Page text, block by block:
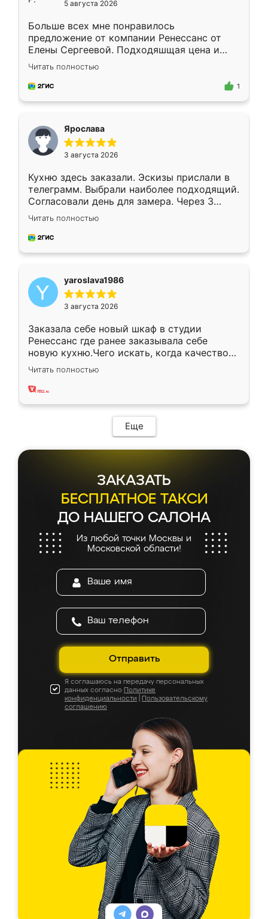
5 августа 2026
Больше всех мне понравилось
предложение от компании Ренессанс от
Елены Сергеевой. Подходяшщая цена и
короткие сроки изготовления. Приехавший
для замера сотрудник Владислав
предложил по моему эскизу самый
Читать полностью
1
Ярослава
3 августа 2026
Кухню здесь заказали. Эскизы прислали в
телеграмм. Выбрали наиболее подходящий.
Согласовали день для замера. Через 3
недели кухня была уже готова. Остались
довольны работой. Спасибо Ренессанс
мебель за качественную работу!
Читать полностью
yaroslava1986
3 августа 2026
Заказала себе новый шкаф в студии
Ренессанс где ранее заказывала себе
новую кухню.Чего искать, когда качеством
вполне довольна. Служит кухня уже почти
два года, нареканий нет.
Читать полностью
Еще
ЗАКАЗАТЬ
БЕСПЛАТНОЕ ТАКСИ
ДО НАШЕГО САЛОНА
Из любой точки Москвы и
Московской области!
Отправить
Я соглашаюсь на передачу персональных
данных согласно Политике
конфиденциальности
Пользовательскому
соглашению